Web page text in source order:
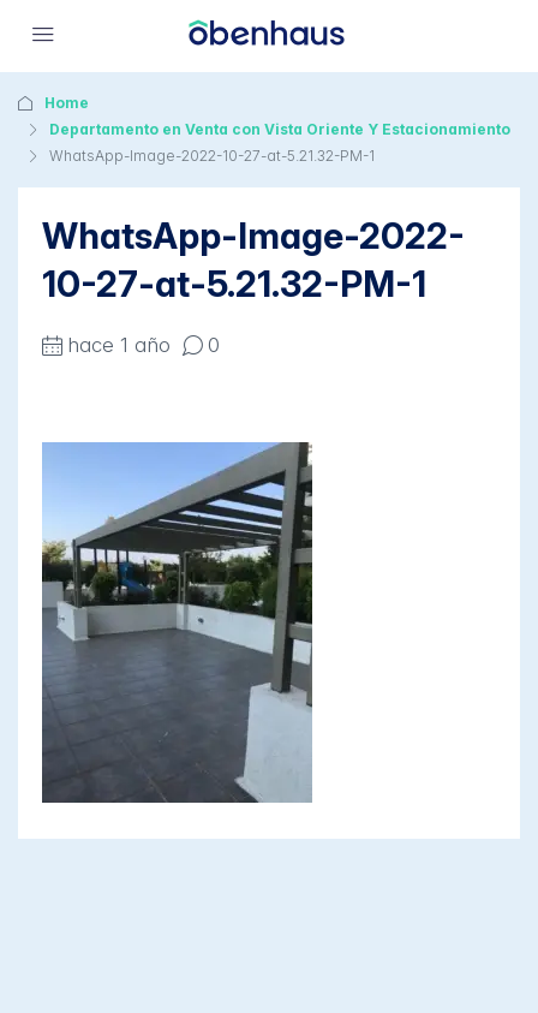
Home
Departamento en Venta con Vista Oriente Y Estacionamiento
WhatsApp-Image-2022-10-27-at-5.21.32-PM-1
WhatsApp-Image-2022-
10-27-at-5.21.32-PM-1
hace 1 año 0